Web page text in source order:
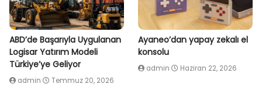
ABD’de Başarıyla Uygulanan
Logisar Yatırım Modeli
Türkiye’ye Geliyor
admin Temmuz 20, 2026
Ayaneo’dan yapay zekalı el
konsolu
admin Haziran 22, 2026